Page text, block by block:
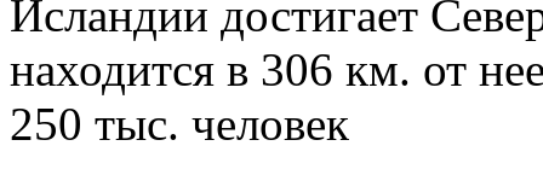
Исландии достигает
находится в 306 км. от
250 тыс. человек